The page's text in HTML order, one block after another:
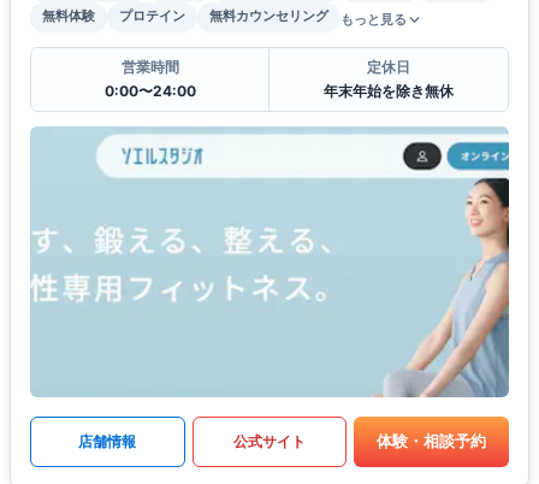
無料体験
プロテイン 無料カウンセリング もっと見る
営業時間
0:00〜24:00
定休日
年末年始を除き無休
店舗情報 公式サイト 体験・相談予約